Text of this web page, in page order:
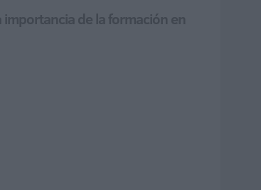
de la formación en